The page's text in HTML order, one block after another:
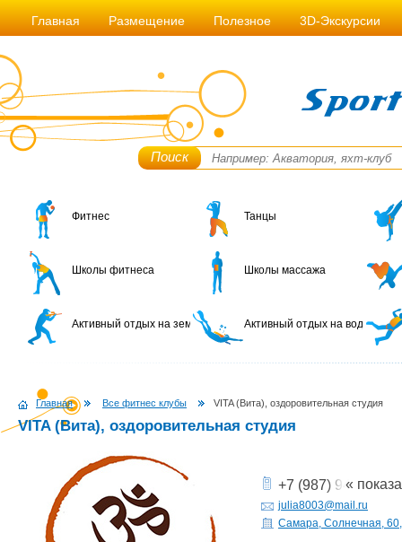
Главная Размещение Полезное 3D-Экскурсии
Поиск
Фитнес Танцы
Школы фитнеса Школы массажа
Активный отдых на земле Активный отдых на воде
Главная Все фитнес клубы VITA (Вита), оздоровительная студия
VITA (Вита), оздоровительная студия
+7 (987) 948-81-17
«
julia8003@mail.ru
Самара, Солнечная,